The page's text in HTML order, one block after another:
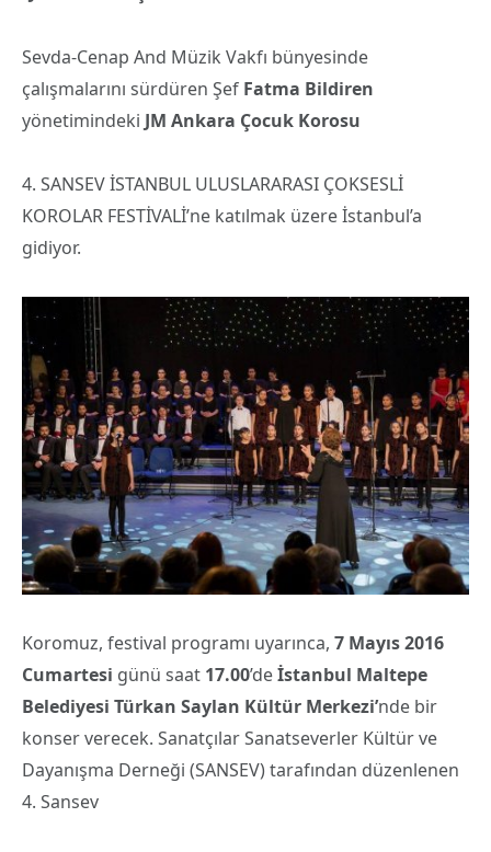
Sevda-Cenap And Müzik Vakfı bünyesinde
çalışmalarını sürdüren Şef Fatma Bildiren
yönetimindeki JM Ankara Çocuk Korosu
4. SANSEV İSTANBUL ULUSLARARASI ÇOKSESLİ
KOROLAR FESTİVALİ’ne katılmak üzere İstanbul’a
gidiyor.
Koromuz, festival programı uyarınca, 7 Mayıs 2016
Cumartesi günü saat 17.00’deİstanbul Maltepe
Belediyesi Türkan Saylan Kültür Merkezi’nde bir
konser verecek. Sanatçılar Sanatseverler Kültür ve
Dayanışma Derneği (SANSEV) tarafından düzenlenen
4. Sansev